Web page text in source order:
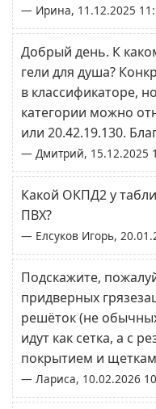
— Ирина, 11.12.2025
Добрый день. К
гели для душа?
в классификаторе,
категории можно
или 20.42.19.130.
— Дмитрий, 15.12.2025
Какой ОКПД2 у
ПВХ?
— Елсуков Игорь,
Подскажите,
придверных
решёток (не
идут как сетка, а с
покрытием и
— Лариса, 10.02.2026